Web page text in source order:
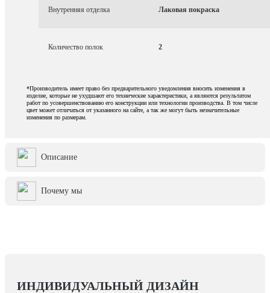
Внутренняя отделка Лаковая покраска
Количество полок 2
*Производитель имеет право без предварительного уведомления вносить изменения в
изделие, которые не ухудшают его технические характеристики, а являются результатом
работ по усовершенствованию его конструкции или технологии производства. В том числе
цвет может отличаться от указанного на сайте, а так же могут быть незначительные
изменения по размерам.
Описание
Почему мы
ИНДИВИДУАЛЬНЫЙ ДИЗАЙН